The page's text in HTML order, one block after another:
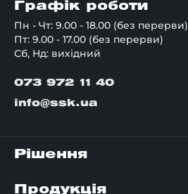
Графік роботи
Пн - Чт: 9.00 - 18.00 (без перерви)
Пт: 9.00 - 17.00 (без перерви)
Сб, Нд: вихідний
073 972 11 40
info@ssk.ua
Рішення
Продукція